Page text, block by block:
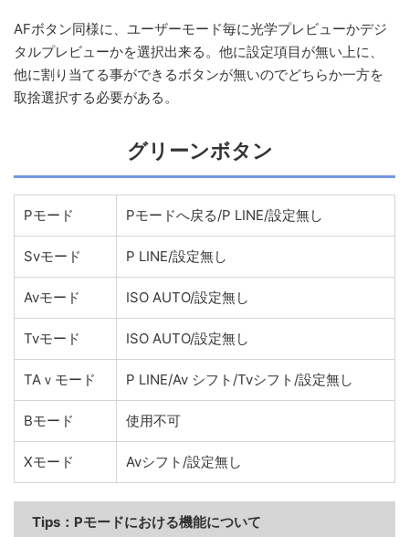
AFボタン同様に、ユーザーモード毎に光学プレビューかデジ
タルプレビューかを選択出来る。他に設定項目が無い上に、
他に割り当てる事ができるボタンが無いのでどちらか一方を
取捨選択する必要がある。
グリーンボタン
Pモード Pモードへ戻る/P LINE/設定無し
Svモード P LINE/設定無し
Avモード ISO AUTO/設定無し
Tvモード ISO AUTO/設定無し
TAｖモード P LINE/Av シフト/Tvシフト/設定無し
Bモード 使用不可
Xモード Avシフト/設定無し
Tips： Pモードにおける機能について